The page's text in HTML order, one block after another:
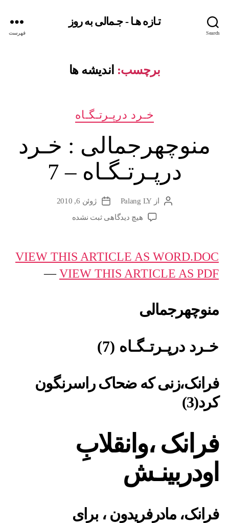
Search
تـازه هـا - جـمالی به روز
فهرست
برچسب: اندیشه ها
دسته‌ها
خـرد درپـرتـگـاه
منوچهرجمالی : خـرد
درپـرتـگـاه – 7
نویسندهٔ
نوشته
از Palang LY
تاریخژوئن 6, 2010
هیچ دیدگاهیبرای
درپـرتـگـاه
–
ثبت نشده
VIEW THIS ARTICLE AS WORD.DOC
—VIEW THIS ARTICLE AS PDF
منوچهرجمالی
خـرد درپـرتـگـاه (7)
فرانک،زنی که ضحاک راسرنگون
کرد(3)
فرانک ،وانقلابِ
اودربینـش
فرانک، مادرفریدون ، برای